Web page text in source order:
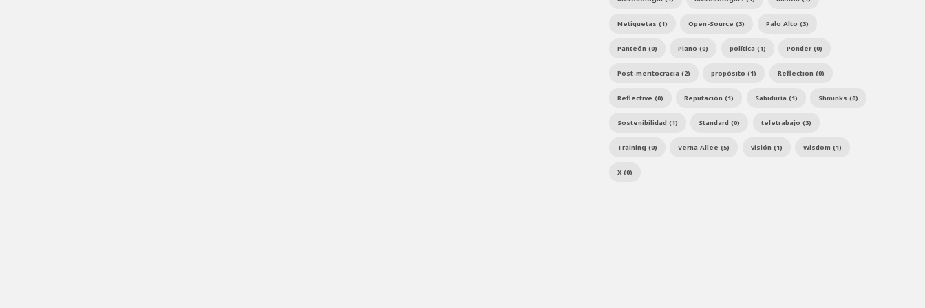
Netiquetas (1) Open-Source (3) Palo Alto (3)
Panteón (0) Piano (0) política (1) Ponder (0)
Post-meritocracia (2) propósito (1) Reflection (0)
Reflective (0) Reputación (1) Sabiduría (1) Shminks (0)
Sostenibilidad (1) Standard (0) teletrabajo (3)
Training (0) Verna Allee (5) visión (1) Wisdom (1)
X (0)